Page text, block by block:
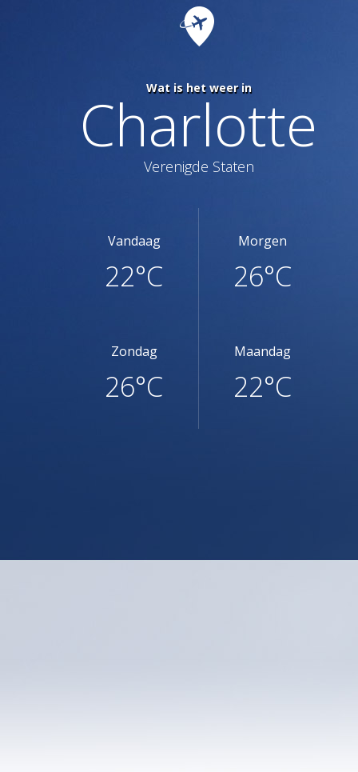
Wat is het weer in
Charlotte
Verenigde Staten
Vandaag
22°C
Morgen
26°C
Zondag
26°C
Maandag
22°C